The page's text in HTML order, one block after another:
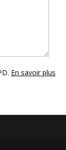
En savoir plus